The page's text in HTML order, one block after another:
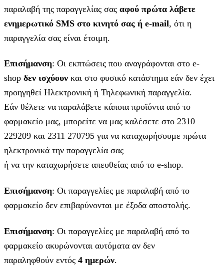
παραλαβή της παραγγελίας σας αφού πρώτα λάβετε
ενημερωτικό SMS στο κινητό σας ή e-mail, ότι η
παραγγελία σας είναι έτοιμη.
Επισήμανση: Οι εκπτώσεις που αναγράφονται στο e-
shop δεν ισχύουν και στο φυσικό κατάστημα εάν δεν έχει
προηγηθεί Ηλεκτρονική ή Τηλεφωνική παραγγελία.
Εάν θέλετε να παραλάβετε κάποια προϊόντα από το
φαρμακείο μας, μπορείτε να μας καλέσετε στο 2310
229209 και 2311 270795 για να καταχωρήσουμε πρώτα
ηλεκτρονικά την παραγγελία σας
ή να την καταχωρήσετε απευθείας από το e-shop.
Επισήμανση: Οι παραγγελίες με παραλαβή από το
φαρμακείο δεν επιβαρύνονται με έξοδα αποστολής.
Επισήμανση: Οι παραγγελίες με παραλαβή από το
φαρμακείο ακυρώνονται αυτόματα αν δεν
παραληφθούν εντός 4 ημερών.